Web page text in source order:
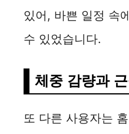
있어, 바쁜 일정 속
수 있었습니다.
체중 감량과
또 다른 사용자는